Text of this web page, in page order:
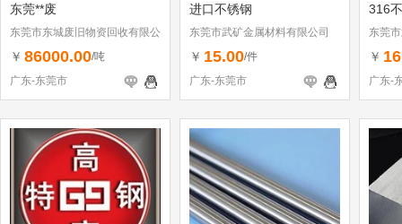
东莞**废
东莞市东城废旧物资回收有限公
司
￥ 86000.00/吨
广东-东莞市
进口不锈钢
东莞市武矿金属材料有限公司
￥ 15.00/件
广东-东莞市
316
东莞
￥
广东-